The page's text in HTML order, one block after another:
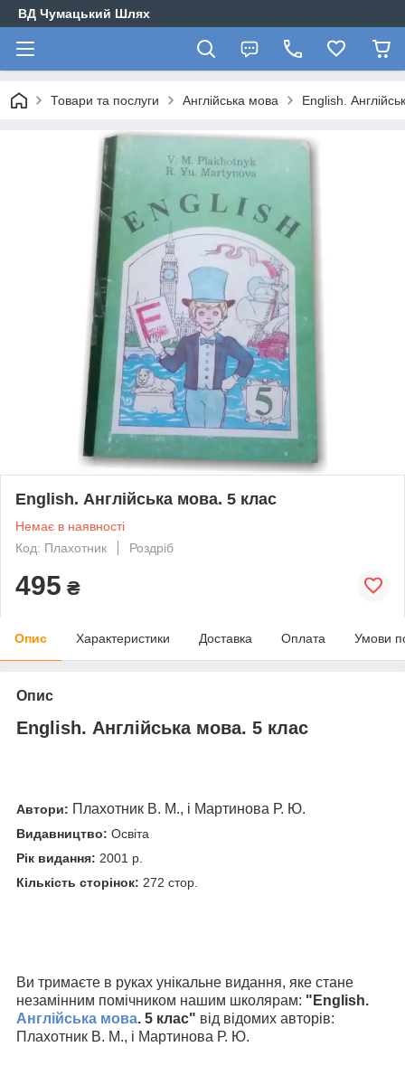
ВД Чумацький Шлях
Товари та послуги Англійська мова English.
English. Англійська мова. 5 клас
Немає в наявності
Код: Плахотник
Роздріб
495 ₴
Опис Характеристики Доставка Оплата Умови
Опис
English. Англійська мова. 5 клас
Автори: Плахотник В. М., і Мартинова Р. Ю.
Видавництво: Освіта
Рік видання: 2001 р.
Кількість сторінок: 272 стор.
Ви тримаєте в руках унікальне видання, яке стане
незамінним помічником нашим школярам: "English.
Англійська мова. 5 клас" від відомих авторів:
Плахотник В. М., і Мартинова Р. Ю.